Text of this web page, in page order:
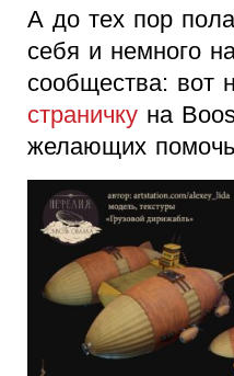
А до тех пор
себя и немного
сообщества: вот
страничку на
желающих